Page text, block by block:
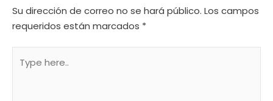
Su dirección de correo no se hará público. Los campos
requeridos están marcados *
here..